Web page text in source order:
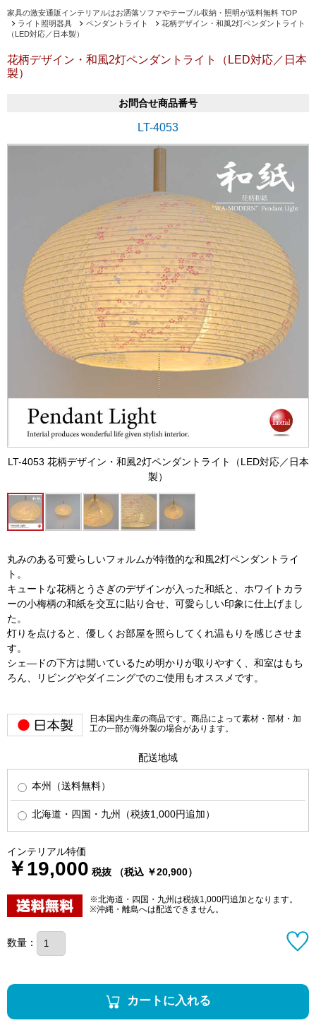
家具の激安通販インテリアルはお洒落ソファやテーブル収納・照明が送料無料 TOP
ライト照明器具
ペンダントライト
花柄デザイン・和風2灯ペンダントライト
（LED対応／日本製）
花柄デザイン・和風2灯ペンダントライト（LED対応／日本
製）
お問合せ商品番号
LT-4053
LT-4053 花柄デザイン・和風2灯ペンダントライト（LED対応／日本
製）
丸みのある可愛らしいフォルムが特徴的な和風2灯ペンダントライ
ト。
キュートな花柄とうさぎのデザインが入った和紙と、ホワイトカラ
ーの小梅柄の和紙を交互に貼り合せ、可愛らしい印象に仕上げまし
た。
灯りを点けると、優しくお部屋を照らしてくれ温もりを感じさせま
す。
シェ―ドの下方は開いているため明かりが取りやすく、和室はもち
ろん、リビングやダイニングでのご使用もオススメです。
日本国内生産の商品です。商品によって素材・部材・加
工の一部が海外製の場合があります。
配送地域
本州（送料無料）
北海道・四国・九州（税抜1,000円追加）
インテリアル特価
￥19,000 税抜 （税込 ￥20,900）
※北海道・四国・九州は税抜1,000円追加となります。
※沖縄・離島へは配送できません。
数量：
カートに入れる